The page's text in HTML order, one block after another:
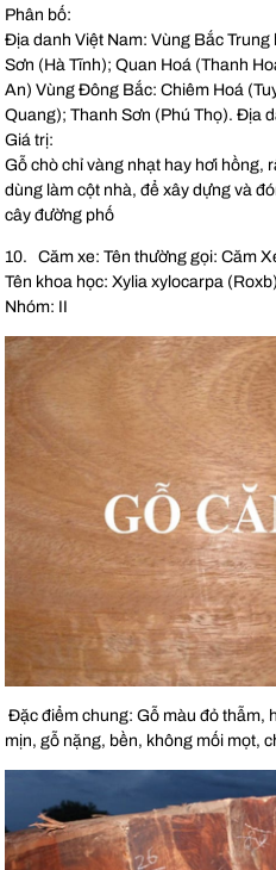
Phân bố:
Địa danh Việt Nam: Vùng Bắc
Sơn (Hà Tĩnh); Quan Hoá (Thanh
An) Vùng Đông Bắc: Chiêm Hoá
Quang); Thanh Sơn (Phú Thọ). Địa
Giá trị:
Gỗ chò chỉ vàng nhạt hay hơi hồng,
dùng làm cột nhà, để xây dựng và
cây đường phố
10. Căm xe: Tên thường gọi: Căm
Tên khoa học: Xylia xylocarpa
Nhóm: II
Đặc điểm chung: Gỗ màu đỏ thẫm,
mịn, gỗ nặng, bền, không mối mọt,